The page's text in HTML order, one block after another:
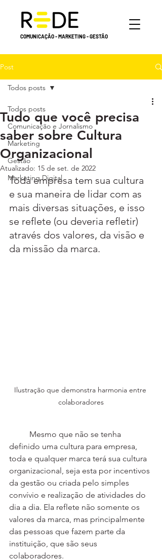
COMUNICAÇÃO - MARKETING - GESTÃO
Post
Todos posts
Comunicação e Jornalismo
Marketing
Gestão
Marketing Digital
Todos posts
Tudo que você precisa
saber sobre Cultura
Organizacional
Atualizado: 15 de set. de 2022
Toda empresa tem sua cultura
e sua maneira de lidar com as
mais diversas situações, e isso
se reflete (ou deveria refletir)
através dos valores, da visão e
da missão da marca.
Ilustração que demonstra harmonia entre
colaboradores
definido uma cultura para empresa,
toda e qualquer marca terá sua cultura
organizacional, seja esta por incentivos
da gestão ou criada pelo simples
convívio e realização de atividades do
dia a dia. Ela reflete não somente os
valores da marca, mas principalmente
das pessoas que fazem parte da
instituição, que são seus
colaboradores.